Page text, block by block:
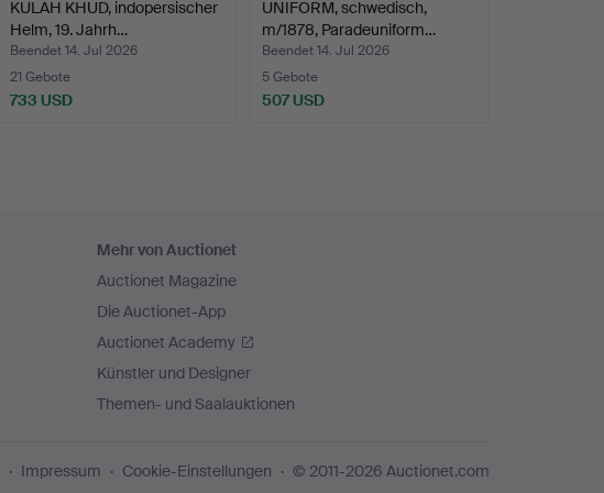
KULAH KHUD, indopersischer
Helm, 19. Jahrh…
Beendet 14. Jul 2026
21 Gebote
733 USD
UNIFORM, schwedisch,
m/1878, Paradeuniform…
Beendet 14. Jul 2026
5 Gebote
507 USD
Mehr von Auctionet
Auctionet Magazine
Die Auctionet-App
Auctionet Academy
Künstler und Designer
Themen- und Saalauktionen
Impressum Cookie-Einstellungen © 2011-2026 Auctionet.com